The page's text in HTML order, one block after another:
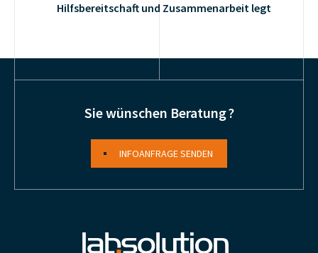
Hilfsbereitschaft und Zusammenarbeit legt
Sie wünschen Beratung ?
INFOANFRAGE SENDEN